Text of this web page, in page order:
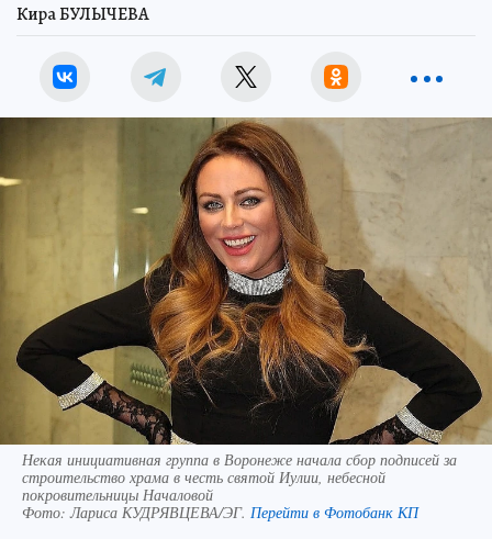
Кира БУЛЫЧЕВА
Некая инициативная группа в Воронеже начала сбор подписей за
строительство храма в честь святой Иулии, небесной
покровительницы Началовой
Фото:Лариса КУДРЯВЦЕВА/ЭГ. Перейти в Фотобанк КП